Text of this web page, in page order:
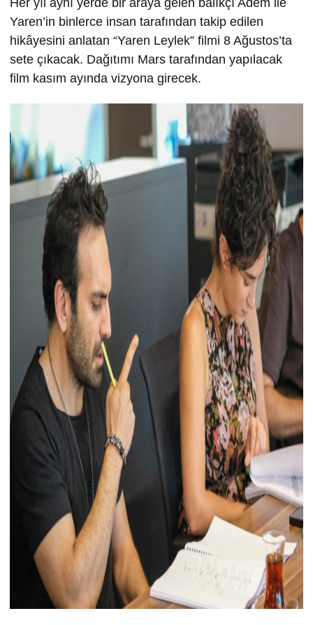
Yaren’in binlerce insan tarafından takip edilen
hikâyesini anlatan “Yaren Leylek” filmi 8 Ağustos’ta
sete çıkacak. Dağıtımı Mars tarafından yapılacak
film kasım ayında vizyona girecek.